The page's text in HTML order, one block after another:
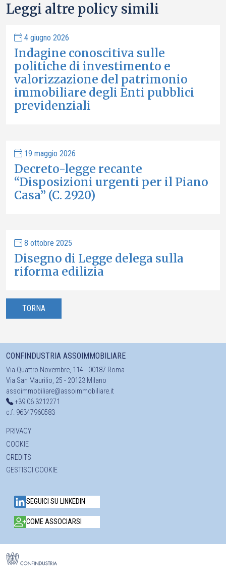
Leggi altre policy simili
4 giugno 2026
Indagine conoscitiva sulle
politiche di investimento e
valorizzazione del patrimonio
immobiliare degli Enti pubblici
previdenziali
19 maggio 2026
Decreto-legge recante
“Disposizioni urgenti per il Piano
Casa” (C. 2920)
8 ottobre 2025
Disegno di Legge delega sulla
riforma edilizia
TORNA
CONFINDUSTRIA ASSOIMMOBILIARE
Via Quattro Novembre, 114 - 00187 Roma
Via San Maurilio, 25 - 20123 Milano
assoimmobiliare@assoimmobiliare.it
+39 06 3212271
c.f. 96347960583
PRIVACY
COOKIE
CREDITS
GESTISCI COOKIE
SEGUICI SU LINKEDIN
COME ASSOCIARSI